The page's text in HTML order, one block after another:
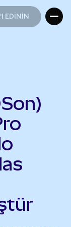
EDİNİN